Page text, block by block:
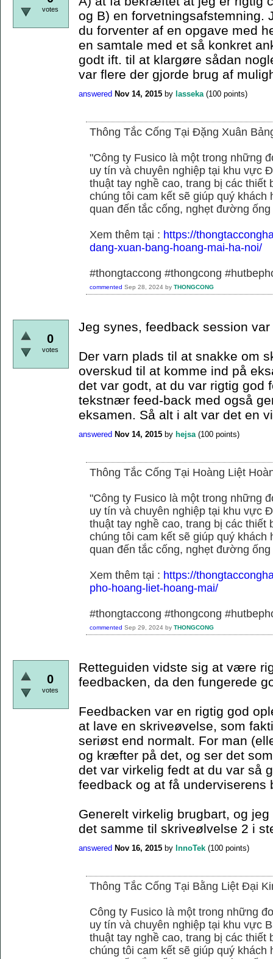
votes
og B) en forvetningsafstemning.
du forventer af en opgave med
en samtale med et så konkret
godt ift. til at klargøre sådan
var flere der gjorde brug af
answered Nov 14, 2015 by lasseka (100 points)
Thông Tắc Cống Tại Đặng Xuân
"Công ty Fusico là một trong những
uy tín và chuyên nghiệp tại khu vực
thuật tay nghề cao, trang bị các thiết
chúng tôi cam kết sẽ giúp quý
quan đến tắc cống, nghẹt đường
Xem thêm tại : https://
dang-xuan-bang-hoang-mai-ha-noi/
#thongtaccong #thongcong
commented Sep 28, 2024 by THONGCONG
0
votes
Jeg synes, feedback session
Der varn plads til at snakke om
overskud til at komme ind på
det var godt, at du var rigtig god
tekstnær feed-back med også
eksamen. Så alt i alt var det en
answered Nov 14, 2015 by hejsa (100 points)
Thông Tắc Cống Tại Hoàng Liệt
"Công ty Fusico là một trong những
uy tín và chuyên nghiệp tại khu vực
thuật tay nghề cao, trang bị các thiết
chúng tôi cam kết sẽ giúp quý
quan đến tắc cống, nghẹt đường
Xem thêm tại : https://
pho-hoang-liet-hoang-mai/
#thongtaccong #thongcong
commented Sep 29, 2024 by THONGCONG
0
votes
Retteguiden vidste sig at være
feedbacken, da den fungerede
Feedbacken var en rigtig god
at lave en skriveøvelse, som
seriøst end normalt. For man
og kræfter på det, og ser det
det var virkelig fedt at du var så
feedback og at få underviserens
Generelt virkelig brugbart, og
det samme til skriveølvelse 2 i
answered Nov 16, 2015 by InnoTek (100 points)
Thông Tắc Cống Tại Bằng Liệt Đại
Công ty Fusico là một trong những
uy tín và chuyên nghiệp tại khu vực
thuật tay nghề cao, trang bị các thiết
chúng tôi cam kết sẽ giúp quý